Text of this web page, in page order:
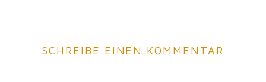
SCHREIBE EINEN KOMMENTAR